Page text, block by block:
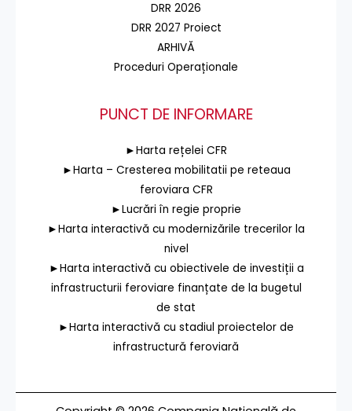
DRR 2026
DRR 2027 Proiect
ARHIVĂ
Proceduri Operaționale
PUNCT DE INFORMARE
►Harta rețelei CFR
►Harta – Cresterea mobilitatii pe reteaua
feroviara CFR
►Lucrări în regie proprie
►Harta interactivă cu modernizările trecerilor la
nivel
►Harta interactivă cu obiectivele de investiții a
infrastructurii feroviare finanțate de la bugetul
de stat
►Harta interactivă cu stadiul proiectelor de
infrastructură feroviară